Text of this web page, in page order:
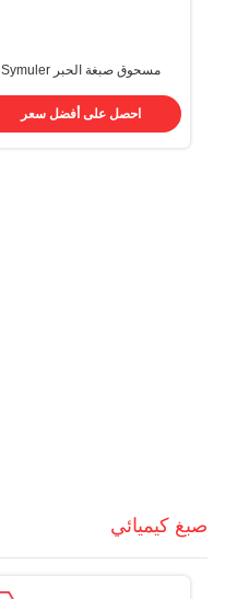
مسحوق صبغة الحبر Symuler
أحمر 57 Cas 5281-04-9
احصل على أفضل سعر
صبغ كيميائي